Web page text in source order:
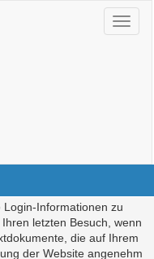
Informationen zu
letzten Besuch, wenn
die auf Ihrem
der Website angenehm